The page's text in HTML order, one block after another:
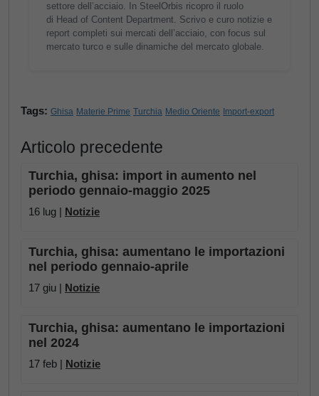
settore dell’acciaio. In SteelOrbis ricopro il ruolo
di Head of Content Department. Scrivo e curo notizie e
report completi sui mercati dell’acciaio, con focus sul
mercato turco e sulle dinamiche del mercato globale.
Tags: Ghisa Materie Prime Turchia Medio Oriente Import-export
Articolo precedente
Turchia, ghisa: import in aumento nel
periodo gennaio-maggio 2025
16 lug | Notizie
Turchia, ghisa: aumentano le importazioni
nel periodo gennaio-aprile
17 giu | Notizie
Turchia, ghisa: aumentano le importazioni
nel 2024
17 feb | Notizie